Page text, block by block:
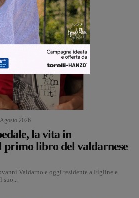
2026
la vita in
libro del valdarnese
Valdarno e oggi residente a Figline e